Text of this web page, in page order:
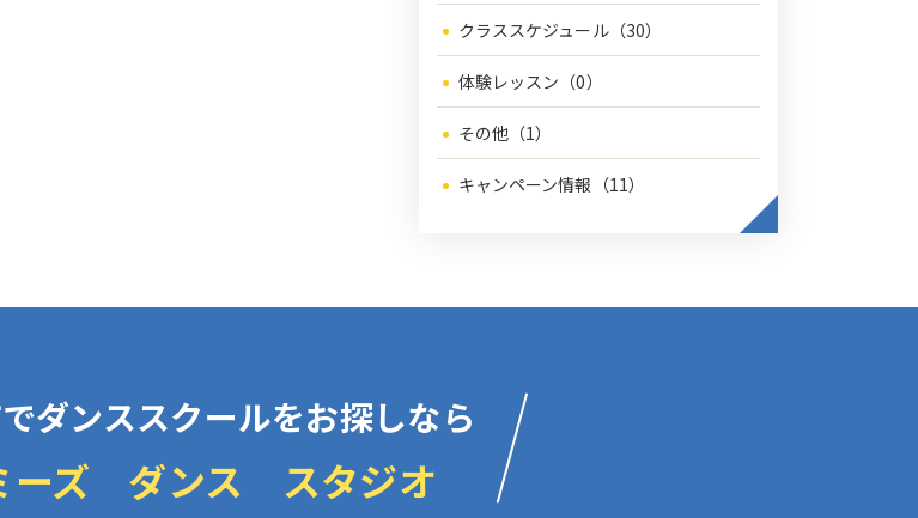
クラススケジュール（30）
体験レッスン（0）
その他（1）
キャンペーン情報（11）
ダンススクールをお探しなら
ーズ ダンス スタジオ